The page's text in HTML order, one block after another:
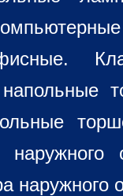
наружного